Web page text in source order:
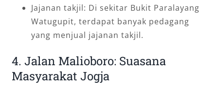
Jajanan takjil: Di sekitar Bukit Paralayang
Watugupit, terdapat banyak pedagang
yang menjual jajanan takjil.
4. Jalan Malioboro: Suasana
Masyarakat Jogja